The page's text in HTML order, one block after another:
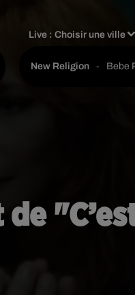
Live :Choisir une ville
New Religion - Bebe